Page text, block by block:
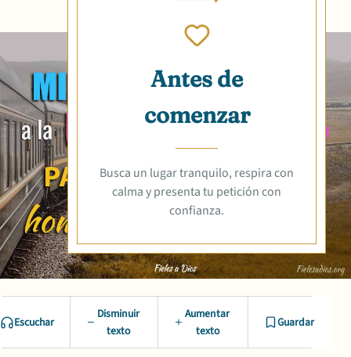
Antes de
comenzar
Busca un lugar tranquilo, respira con
calma y presenta tu petición con
confianza.
Escuchar
Disminuir
texto
Aumentar
texto
Guardar